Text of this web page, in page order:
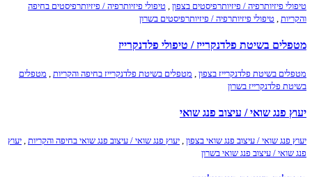
טיפולי פיזיותרפיה / פיזיותרפיסטים בצפון , טיפולי פיזיותרפיה / פיזיותרפיסטים בחיפה
והקריות , טיפולי פיזיותרפיה / פיזיותרפיסטים בשרון
מטפלים בשיטת פלדנקרייז / טיפולי פלדנקרייז
מטפלים בשיטת פלדנקרייז בצפון מטפלים בשיטת פלדנקרייז בחיפה והקריות
מטפלים
בשיטת פלדנקרייז בשרון
יעוץ פנג שואי / עיצוב פנג שואי
יעוץ פנג שואי / עיצוב פנג שואי בצפון , יעוץ פנג שואי / עיצוב פנג שואי בחיפה והקריות , יעוץ
פנג שואי / עיצוב פנג שואי בשרון